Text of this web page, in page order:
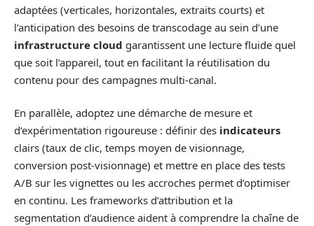
adaptées (verticales, horizontales, extraits courts) et
l’anticipation des besoins de transcodage au sein d’une
infrastructure cloud garantissent une lecture fluide quel
que soit l’appareil, tout en facilitant la réutilisation du
contenu pour des campagnes multi-canal.
En parallèle, adoptez une démarche de mesure et
d’expérimentation rigoureuse : définir des indicateurs
clairs (taux de clic, temps moyen de visionnage,
conversion post-visionnage) et mettre en place des tests
A/B sur les vignettes ou les accroches permet d’optimiser
en continu. Les frameworks d’attribution et la
segmentation d’audience aident à comprendre la chaîne de